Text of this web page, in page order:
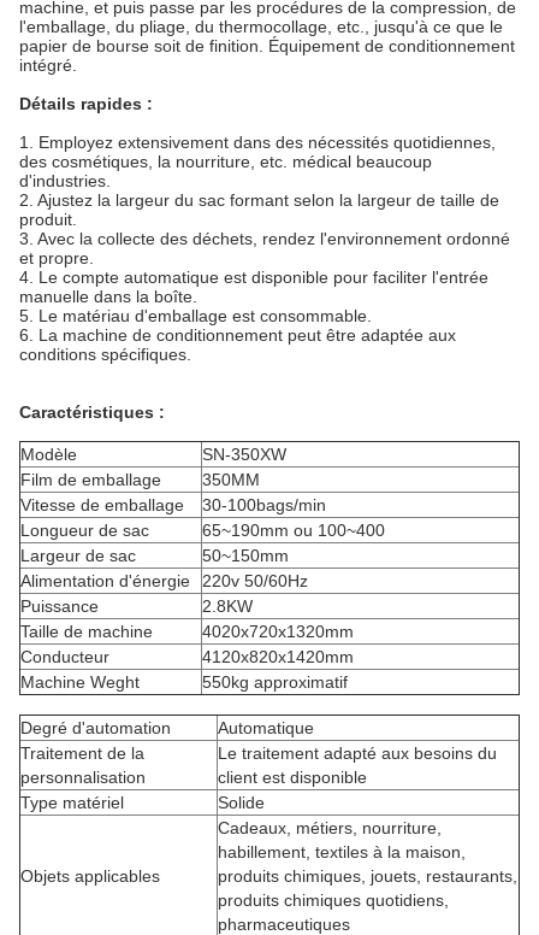
machine, et puis passe par les procédures de la compression, de
l'emballage, du pliage, du thermocollage, etc., jusqu'à ce que le
papier de bourse soit de finition. Équipement de conditionnement
intégré.
Détails rapides :
1. Employez extensivement dans des nécessités quotidiennes,
des cosmétiques, la nourriture, etc. médical beaucoup
d'industries.
2. Ajustez la largeur du sac formant selon la largeur de taille de
produit.
3. Avec la collecte des déchets, rendez l'environnement ordonné
et propre.
4. Le compte automatique est disponible pour faciliter l'entrée
manuelle dans la boîte.
5. Le matériau d'emballage est consommable.
6. La machine de conditionnement peut être adaptée aux
conditions spécifiques.
Caractéristiques :
Modèle
SN-350XW
Film de emballage
350MM
Vitesse de emballage
30-100bags/min
Longueur de sac
65~190mm ou 100~400
Largeur de sac
50~150mm
Alimentation d'énergie
220v 50/60Hz
Puissance
2.8KW
Taille de machine
4020x720x1320mm
Conducteur
4120x820x1420mm
Machine Weght
550kg approximatif
Degré d'automation
Automatique
Traitement de la
personnalisation
Le traitement adapté aux besoins du
client est disponible
Type matériel
Solide
Objets applicables
Cadeaux, métiers, nourriture,
habillement, textiles à la maison,
produits chimiques, jouets, restaurants,
produits chimiques quotidiens,
pharmaceutiques